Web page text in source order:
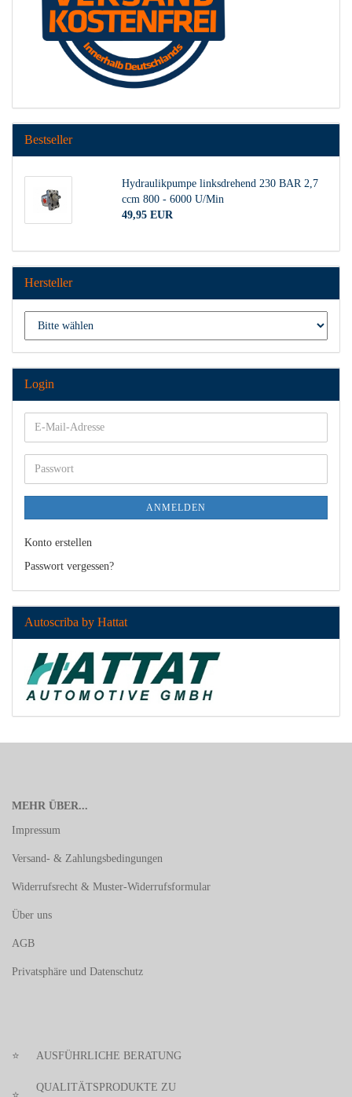
Bestseller
Hydraulikpumpe linksdrehend 230 BAR 2,7
ccm 800 - 6000 U/Min
49,95 EUR
Hersteller
Login
E-
Mail-
Adresse
Passwort
ANMELDEN
Konto erstellen
Passwort vergessen?
Autoscriba by Hattat
MEHR ÜBER...
Impressum
Versand- & Zahlungsbedingungen
Widerrufsrecht & Muster-Widerrufsformular
Über uns
AGB
Privatsphäre und Datenschutz
⭐ AUSFÜHRLICHE BERATUNG
QUALITÄTSPRODUKTE ZU